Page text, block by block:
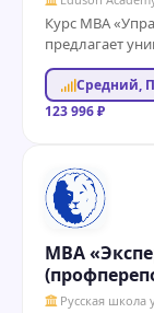
Курс MBA
предлагает
эффективных
Занятия
Средний,
123 996 ₽
MBA
Русская школа